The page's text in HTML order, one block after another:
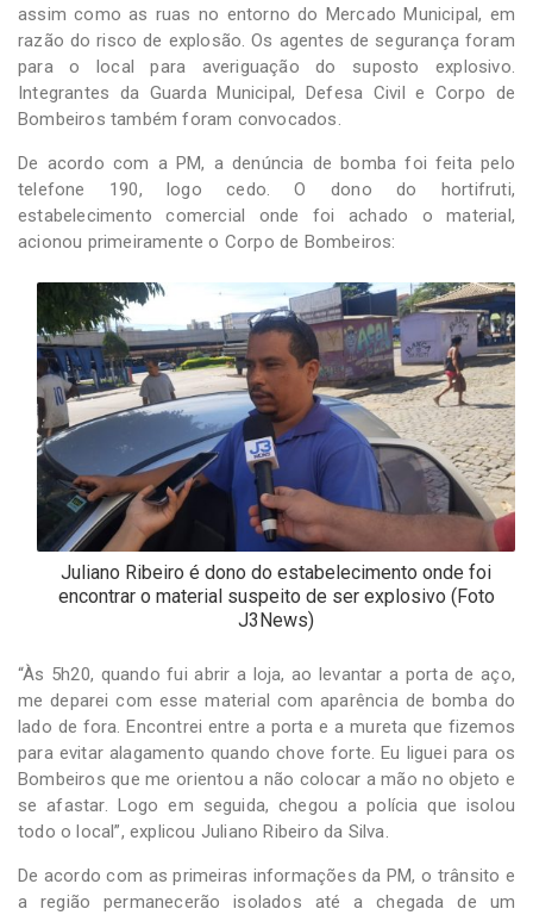
assim como as ruas no entorno do Mercado Municipal, em
razão do risco de explosão. Os agentes de segurança foram
para o local para averiguação do suposto explosivo.
Integrantes da Guarda Municipal, Defesa Civil e Corpo de
Bombeiros também foram convocados.
De acordo com a PM, a denúncia de bomba foi feita pelo
telefone 190, logo cedo. O dono do hortifruti,
estabelecimento comercial onde foi achado o material,
acionou primeiramente o Corpo de Bombeiros:
Juliano Ribeiro é dono do estabelecimento onde foi
encontrar o material suspeito de ser explosivo (Foto
J3News)
“Às 5h20, quando fui abrir a loja, ao levantar a porta de aço,
me deparei com esse material com aparência de bomba do
lado de fora. Encontrei entre a porta e a mureta que fizemos
para evitar alagamento quando chove forte. Eu liguei para os
Bombeiros que me orientou a não colocar a mão no objeto e
se afastar. Logo em seguida, chegou a polícia que isolou
todo o local”, explicou Juliano Ribeiro da Silva.
De acordo com as primeiras informações da PM, o trânsito e
a região permanecerão isolados até a chegada de um